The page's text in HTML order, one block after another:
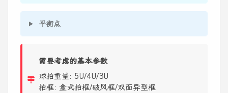
平衡点
需要考虑的基本参数
球拍重量: 5U/4U/3U
拍框: 盒式拍框/破风框/双面异型框